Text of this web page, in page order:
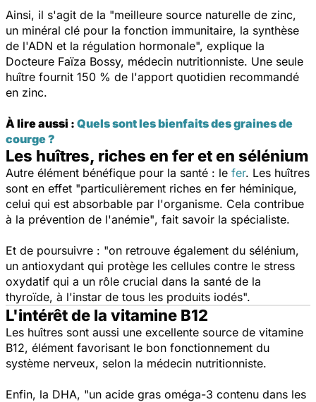
Ainsi, il s'agit de la "meilleure source naturelle de zinc,
un minéral clé pour la fonction immunitaire, la synthèse
de l'ADN et la régulation hormonale", explique la
Docteure Faïza Bossy, médecin nutritionniste. Une seule
huître fournit 150 % de l'apport quotidien recommandé
en zinc.
À lire aussi : Quels sont les bienfaits des graines de
courge ?
Les huîtres, riches en fer et en sélénium
Autre élément bénéfique pour la santé : le fer. Les huîtres
sont en effet "particulièrement riches en fer héminique,
celui qui est absorbable par l'organisme. Cela contribue
à la prévention de l'anémie", fait savoir la spécialiste.
Et de poursuivre : "on retrouve également du sélénium,
un antioxydant qui protège les cellules contre le stress
oxydatif qui a un rôle crucial dans la santé de la
thyroïde, à l'instar de tous les produits iodés".
L'intérêt de la vitamine B12
Les huîtres sont aussi une excellente source de vitamine
B12, élément favorisant le bon fonctionnement du
système nerveux, selon la médecin nutritionniste.
Enfin, la DHA, "un acide gras oméga-3 contenu dans les